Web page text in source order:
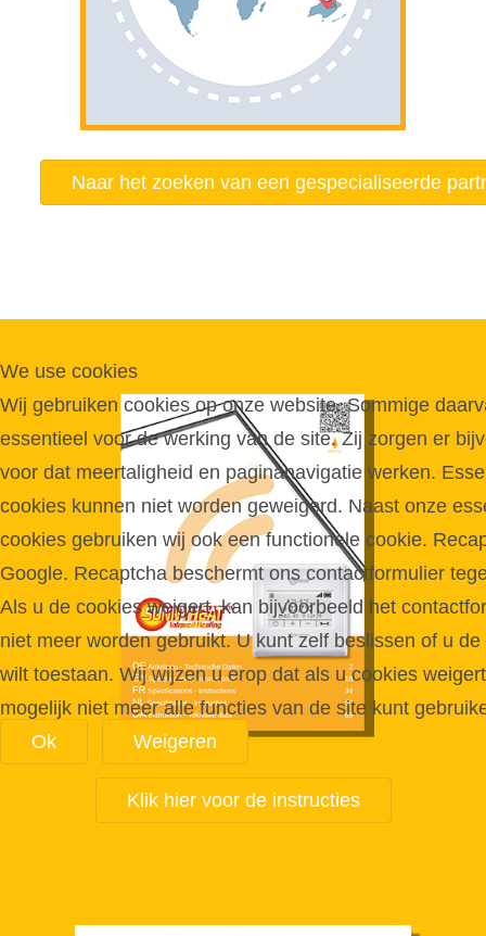
Naar het zoeken van een gespecialiseerde
Klik hier voor de instructies
We use cookies
Wij gebruiken cookies op onze website. Sommige
essentieel voor de werking van de site. Zij zorgen er
voor dat meertaligheid en paginanavigatie werken.
cookies kunnen niet worden geweigerd. Naast onze
cookies gebruiken wij ook een functionele cookie.
Google. Recaptcha beschermt ons contactformulier
Als u de cookies weigert, kan bijvoorbeeld het
niet meer worden gebruikt. U kunt zelf beslissen of u de
wilt toestaan. Wij wijzen u erop dat als u cookies
mogelijk niet meer alle functies van de site kunt
Ok
Weigeren